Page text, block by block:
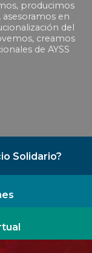
producimos
en
del
creamos
de AYSS
Solidario?